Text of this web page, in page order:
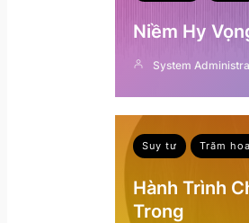
Niềm Hy
System
Suy tư Trăm
Hành Trình
Trong